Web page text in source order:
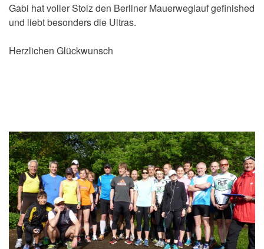
Gabi hat voller Stolz den Berliner Mauerweglauf gefinished
und liebt besonders die Ultras.
Herzlichen Glückwunsch